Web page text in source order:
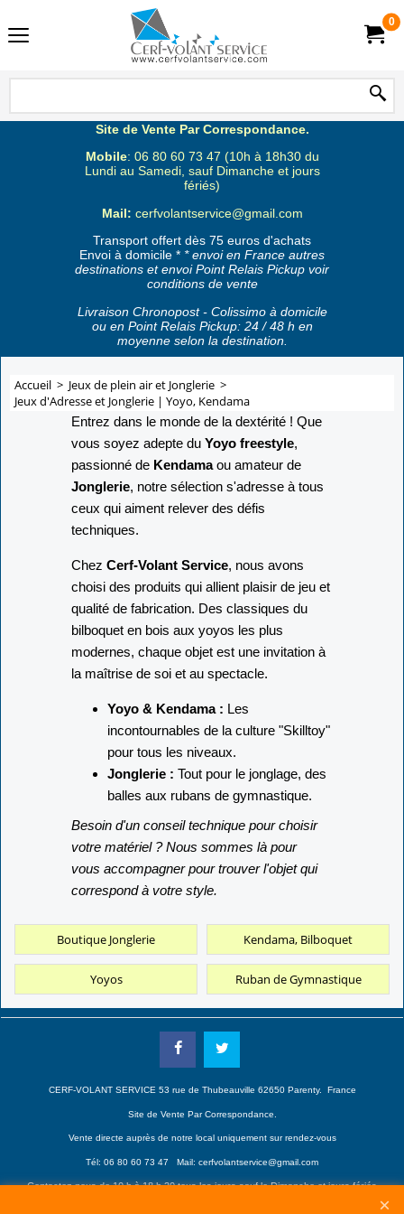
0
Site de Vente Par Correspondance.
Mobile: 06 80 60 73 47 (10h à 18h30 du
Lundi au Samedi, sauf Dimanche et jours
fériés)
Mail: cerfvolantservice@gmail.com
Transport offert dès 75 euros d'achats
Envoi à domicile * * envoi en France autres
destinations et envoi Point Relais Pickup voir
conditions de vente
Livraison Chronopost - Colissimo à domicile
ou en Point Relais Pickup: 24 / 48 h en
moyenne selon la destination.
Accueil > Jeux de plein air et Jonglerie >
Jeux d'Adresse et Jonglerie | Yoyo, Kendama
Entrez dans le monde de la dextérité ! Que
vous soyez adepte du Yoyo freestyle,
passionné de Kendamaou amateur de
Jonglerie, notre sélection s'adresse à tous
ceux qui aiment relever des défis
techniques.
Chez Cerf-Volant Service, nous avons
choisi des produits qui allient plaisir de jeu et
qualité de fabrication. Des classiques du
bilboquet en bois aux yoyos les plus
modernes, chaque objet est une invitation à
la maîtrise de soi et au spectacle.
Yoyo & Kendama : Les
incontournables de la culture "Skilltoy"
pour tous les niveaux.
Jonglerie : Tout pour le jonglage, des
balles aux rubans de gymnastique.
Besoin d'un conseil technique pour choisir
votre matériel ? Nous sommes là pour
vous accompagner pour trouver l'objet qui
correspond à votre style.
Boutique Jonglerie Kendama, Bilboquet
Yoyos Ruban de Gymnastique
CERF-VOLANT SERVICE 53 rue de Thubeauville 62650 Parenty. France
Site de Vente Par Correspondance.
Vente directe auprès de notre local uniquement sur rendez-vous
Tél: 06 80 60 73 47 Mail: cerfvolantservice@gmail.com
Contactez nous de 10 h à 18 h 30 tous les jours sauf le Dimanche et jours fériés
TVA: FR 144 01 633 383 Code APE: 4765Z